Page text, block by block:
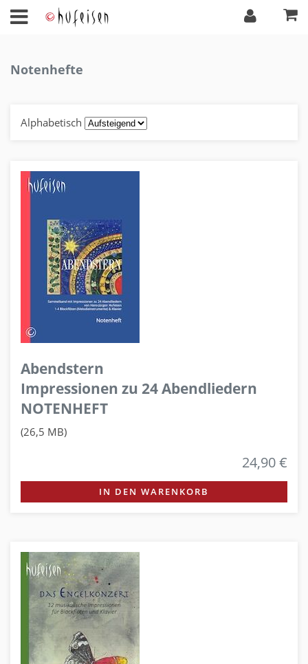
Notenhefte
Alphabetisch
Abendstern
Impressionen zu 24 Abendliedern
NOTENHEFT
(26,5 MB)
24,90 €
IN DEN WARENKORB